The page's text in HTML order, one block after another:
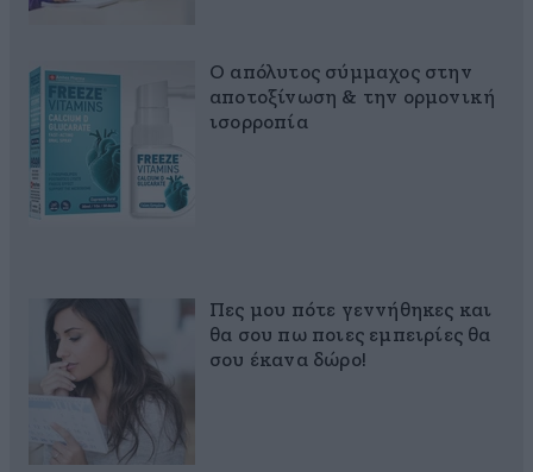
Ο απόλυτος σύμμαχος στην
αποτοξίνωση & την ορμονική
ισορροπία
Πες μου πότε γεννήθηκες και
θα σου πω ποιες εμπειρίες θα
σου έκανα δώρο!